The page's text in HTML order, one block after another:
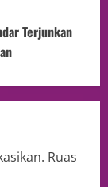
Terjunkan
Ruas